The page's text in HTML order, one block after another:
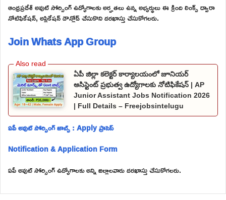
ఆంధ్రప్రదేశ్ అవుట్ సోర్సింగ్ ఉద్యోగాలకు అర్హతలు ఉన్న అభ్యర్థులు ఈ క్రింది లింక్స్ ద్వారా
నోటిఫికేషన్, అప్లికేషన్ డౌన్లోడ్ చేసుకొని దరఖాస్తు చేసుకోగలరు.
Join Whats App Group
ఏపీ జిల్లా కలెక్టర్ కార్యాలయంలో జూనియర్
అసిస్టెంట్ ప్రభుత్వ ఉద్యోగాలకు నోటిఫికేషన్ | AP
Junior Assistant Jobs Notification 2026
| Full Details – Freejobsintelugu
ఏపీ అవుట్ సోర్సింగ్ జాబ్స్ : Apply ప్రాసెస్
Notification & Application Form
ఏపీ అవుట్ సోర్సింగ్ ఉద్యోగాలకు అన్ని జిల్లాలవారు దరఖాస్తు చేసుకోగలరు.